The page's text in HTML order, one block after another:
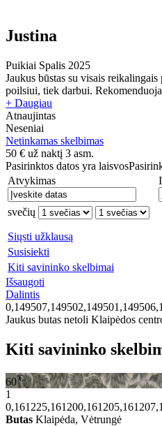
Justina
Puikiai Spalis 2025
Jaukus būstas su visais
poilsiui, tiek darbui.
+ Daugiau
Atnaujintas
Neseniai
Netinkamas skelbimas
50 € už naktį 3 asm.
Pasirinktos datos yra laisvos
Atvykimas
svečių
Siųsti užklausą
Susisiekti
Kiti savininko skelbimai
Išsaugoti
Dalintis
Jaukus butas netoli Klaipėdos
Kiti savininko
60€
1
Butas Klaipėda, Vėtrungė